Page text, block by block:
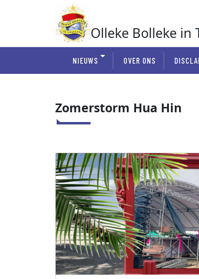
Olleke Bolleke in
NIEUWS OVER ONS
Zomerstorm Hua Hin